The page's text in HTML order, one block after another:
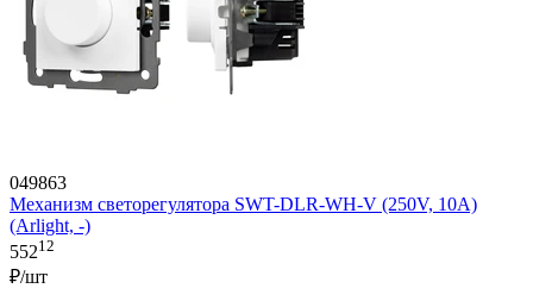
049863
Механизм светорегулятора SWT-DLR-WH-V (250V, 10A)
(Arlight, -)
55212
₽/шт